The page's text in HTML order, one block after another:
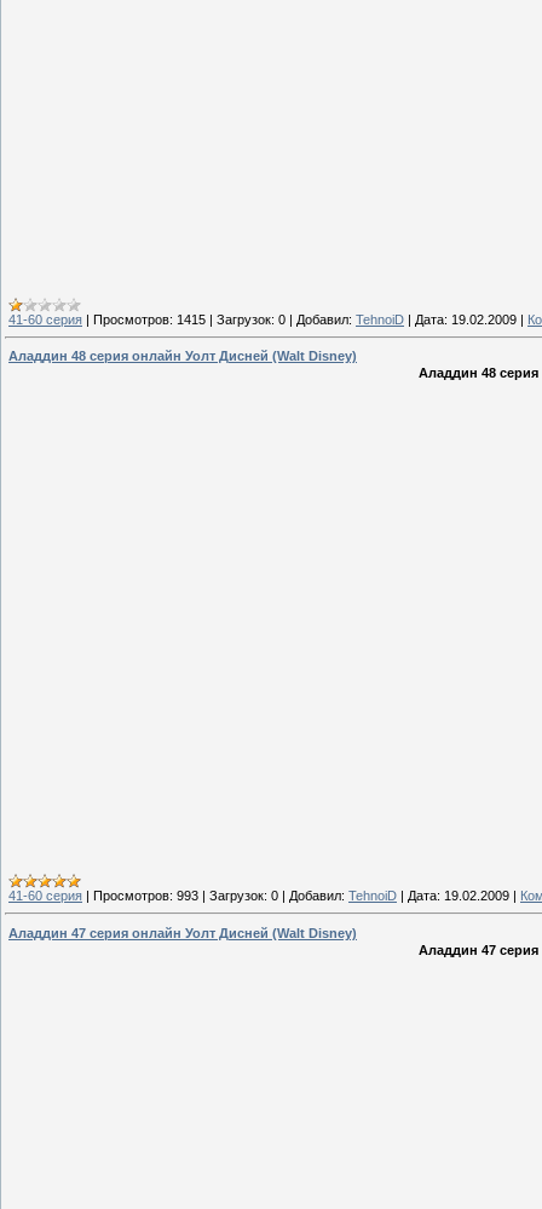
41-60 серия | Просмотров: 1415 | Загрузок: 0 | Добавил: TehnoiD | Дата: 19.02.2009 |
Аладдин 48 серия онлайн Уолт Дисней (Walt Disney)
Аладдин 48
41-60 серия Просмотров: 993 Загрузок: 0 Добавил: TehnoiD Дата: 19.02.2009
Аладдин 47 серия онлайн Уолт Дисней (Walt Disney)
Аладдин 47